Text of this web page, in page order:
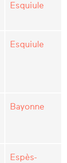
Esquiule
Esquiule
Bayonne
Espès-